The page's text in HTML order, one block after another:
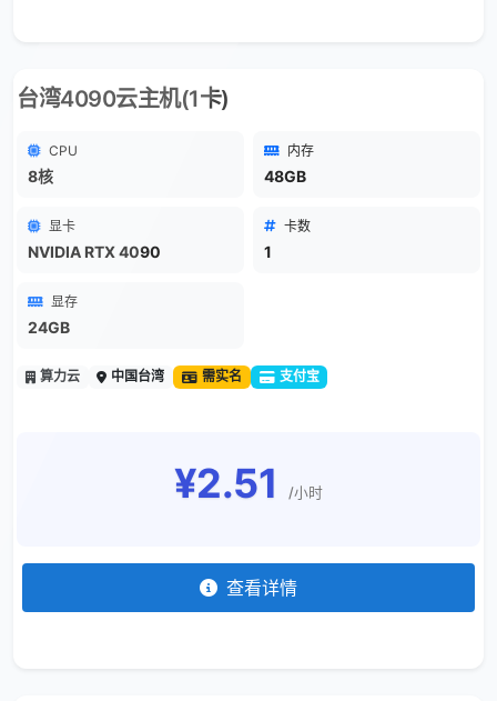
台湾4090云主机(1卡)
CPU
8核
内存
48GB
显卡
NVIDIA RTX 4090
卡数
1
显存
24GB
算力云 中国台湾 需实名 支付宝
¥2.51 /小时
查看详情